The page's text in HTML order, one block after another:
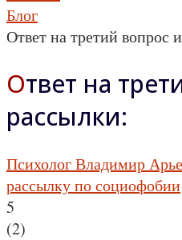
Блог
Ответ на третий вопрос
Ответ на третий вопрос из
рассылки:
Психолог Владимир
рассылку по социофобии
5
(2)